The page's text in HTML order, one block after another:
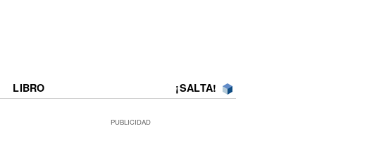
LIBRO ¡SALTA!
PUBLICIDAD